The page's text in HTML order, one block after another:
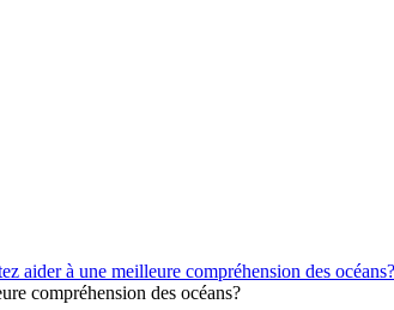
aider à une meilleure compréhension des
compréhension des océans?